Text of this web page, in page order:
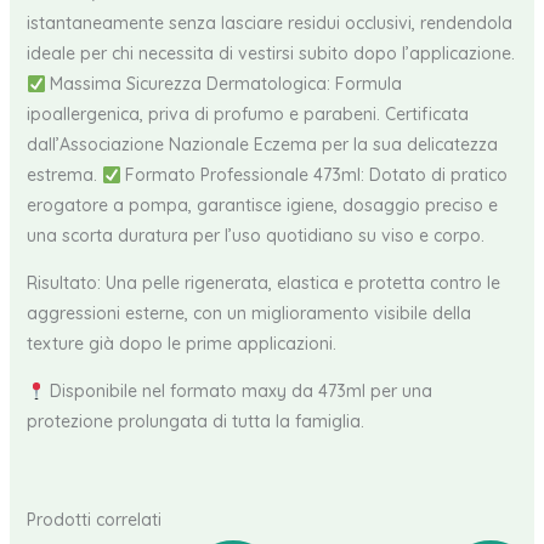
istantaneamente senza lasciare residui occlusivi, rendendola
ideale per chi necessita di vestirsi subito dopo l’applicazione.
Massima Sicurezza Dermatologica: Formula
ipoallergenica, priva di profumo e parabeni. Certificata
dall’Associazione Nazionale Eczema per la sua delicatezza
estrema.
Formato Professionale 473ml: Dotato di pratico
erogatore a pompa, garantisce igiene, dosaggio preciso e
una scorta duratura per l’uso quotidiano su viso e corpo.
Risultato: Una pelle rigenerata, elastica e protetta contro le
aggressioni esterne, con un miglioramento visibile della
texture già dopo le prime applicazioni.
Disponibile nel formato maxy da 473ml per una
protezione prolungata di tutta la famiglia.
Prodotti correlati